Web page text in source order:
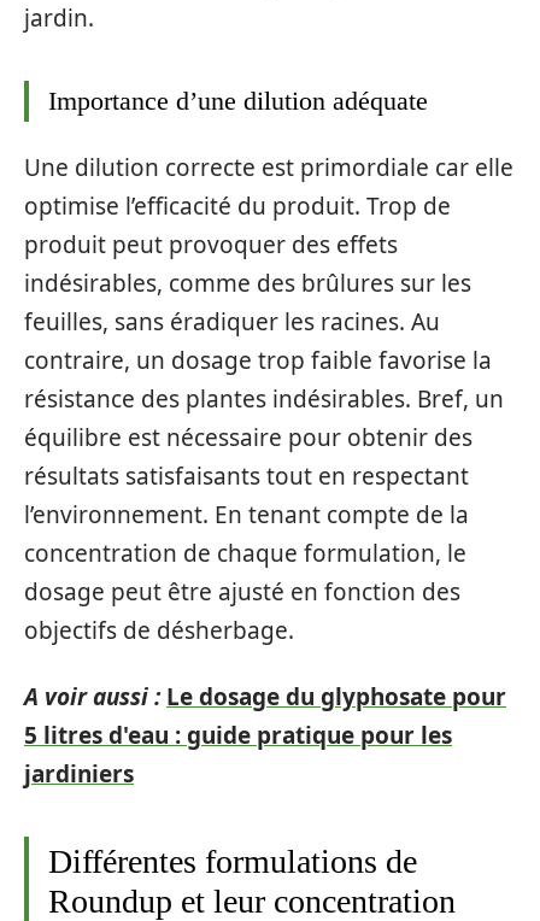
jardin.
Importance d’une dilution adéquate
Une dilution correcte est primordiale car elle
optimise l’efficacité du produit. Trop de
produit peut provoquer des effets
indésirables, comme des brûlures sur les
feuilles, sans éradiquer les racines. Au
contraire, un dosage trop faible favorise la
résistance des plantes indésirables. Bref, un
équilibre est nécessaire pour obtenir des
résultats satisfaisants tout en respectant
l’environnement. En tenant compte de la
concentration de chaque formulation, le
dosage peut être ajusté en fonction des
objectifs de désherbage.
A voir aussi : Le dosage du glyphosate pour
5 litres d'eau : guide pratique pour les
jardiniers
Différentes formulations de
Roundup et leur concentration